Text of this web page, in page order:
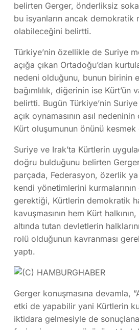
belirten Gerger, önderliksiz
bu isyanların ancak demokratik
olabileceğini belirtti.
Türkiye’nin özellikle de Suriye
açığa çıkan Ortadoğu’dan
nedeni olduğunu, bunun birinin
bağımlılık, diğerinin ise Kürt’ün
belirtti. Bugün Türkiye’nin
açık oynamasının asıl
Kürt oluşumunun önünü
Suriye ve Irak’ta Kürtlerin
doğru bulduğunu belirten
parçada, Federasyon, özerlik
kendi yönetimlerini
gerektiği, Kürtlerin demokratik
kavuşmasının hem Kürt
altında tutan devletlerin
rolü olduğunun kavranması
yaptı.
Gerger konuşmasına devamla,
etki de yapabilir yani Kürtlerin
iktidara gelmesiyle de